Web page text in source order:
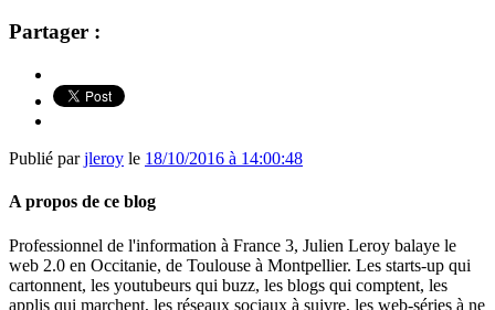
Partager :
Publié parjleroy le 18/10/2016 à 14:00:48
A propos de ce blog
Professionnel de l'information à France 3, Julien Leroy balaye le
web 2.0 en Occitanie, de Toulouse à Montpellier. Les starts-up qui
cartonnent, les youtubeurs qui buzz, les blogs qui comptent, les
applis qui marchent, les réseaux sociaux à suivre, les web-séries à ne